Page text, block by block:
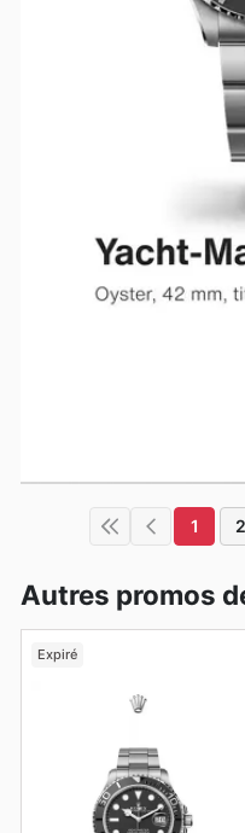
1 2
Autres promos
Expiré